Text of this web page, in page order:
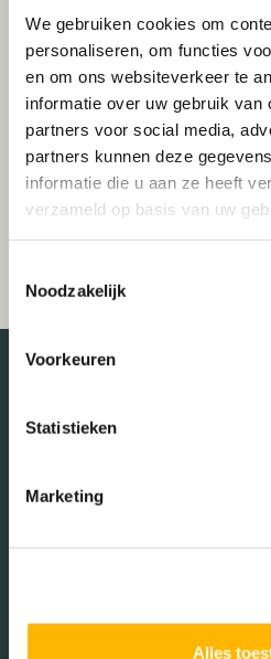
We gebruiken cookies om
personaliseren, om functies
en om ons websiteverkeer te
informatie over uw gebruik van
partners voor social media,
partners kunnen deze
informatie die u aan ze heeft
verzameld op basis van uw
Noodzakelijk
Voorkeuren
Statistieken
Marketing
Alles
Schaduwwijzer